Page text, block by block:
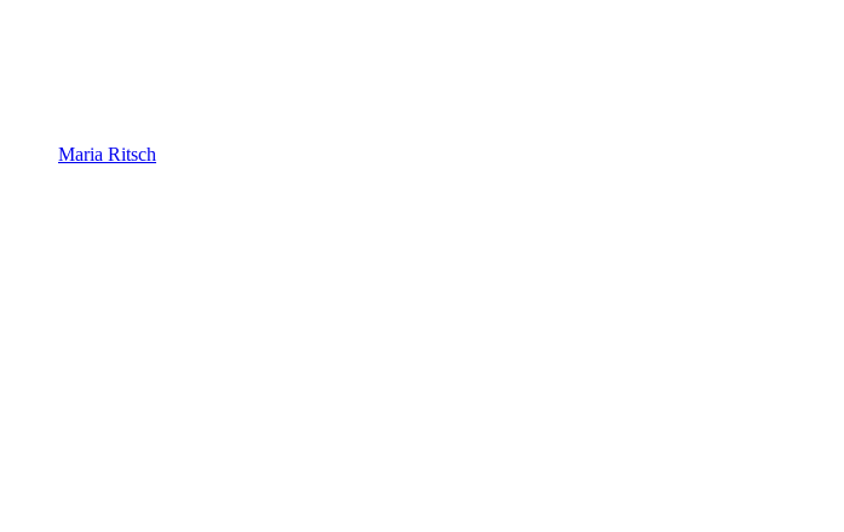
Maria Ritsch